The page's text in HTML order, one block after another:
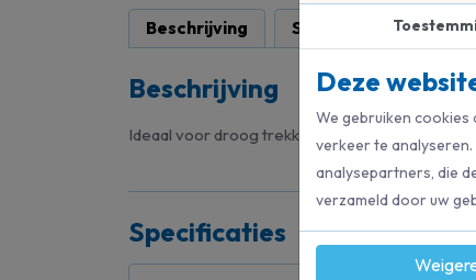
Beschrijving Specificaties
Beschrijving
Ideaal voor droog trekken gladde vloeren.
Specificaties
Deze
We gebruiken
verkeer te
analysepartners, die
verzameld door uw